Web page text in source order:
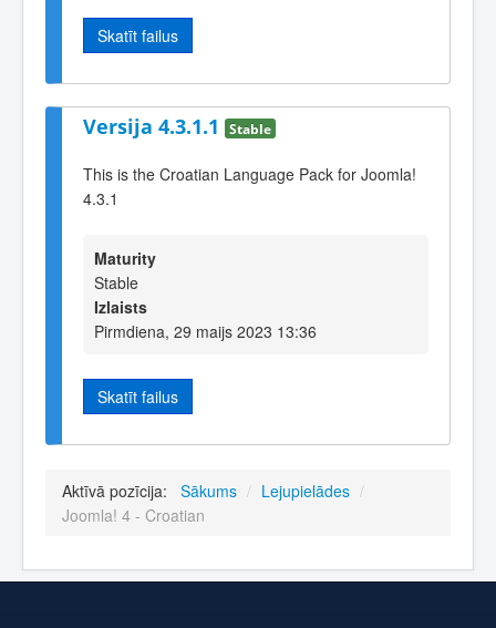
Skatīt failus
Versija 4.3.1.1 Stable
This is the Croatian Language Pack for Joomla!
4.3.1
Maturity
Stable
Izlaists
Pirmdiena, 29 maijs 2023 13:36
Skatīt failus
Aktīvā pozīcija: Sākums / Lejupielādes /
Joomla! 4 - Croatian